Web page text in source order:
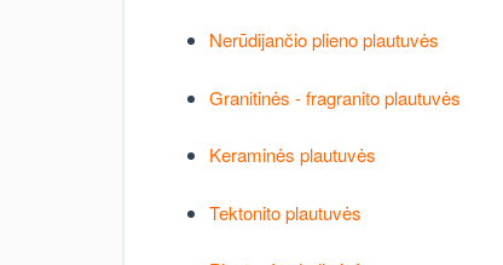
Nerūdijančio plieno plautuvės
Granitinės - fragranito plautuvės
Keraminės plautuvės
Tektonito plautuvės